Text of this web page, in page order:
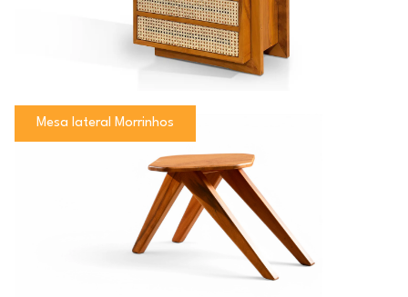
Mesa lateral Morrinhos